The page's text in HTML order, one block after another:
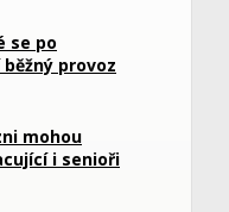
se po
provoz
mohou
i senioři